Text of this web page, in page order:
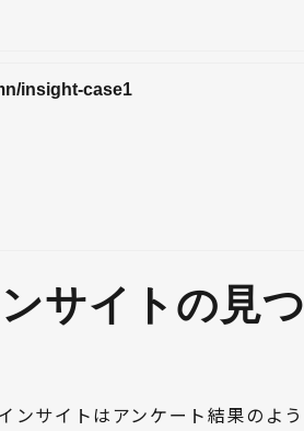
insight-case1
サイトの見つ
ンサイトはアンケート結果のよう